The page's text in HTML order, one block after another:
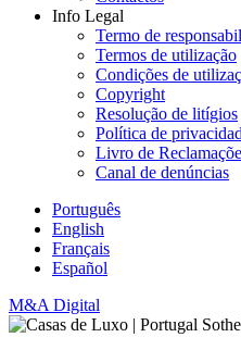
Info Legal
Termo de
Termos de utilização
Condições de
Copyright
Resolução de litígios
Política de
Livro de
Canal de denúncias
Português
English
Français
Español
M&A Digital